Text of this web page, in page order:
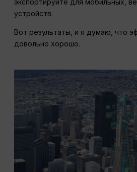
экспортируйте для мобильных,
устройств.
Вот результаты, и я думаю, что
довольно хорошо.